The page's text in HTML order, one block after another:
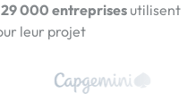
29 000 entreprisesutilisent
leur projet